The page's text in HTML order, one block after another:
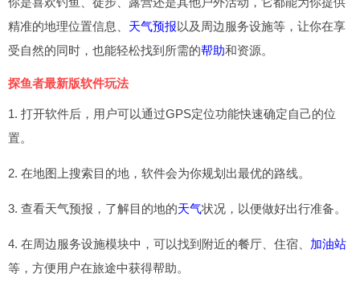
精准的地理位置信息、 天气预报以及周边服务设施等，让你在享
受自然的同时，也能轻松找到所需的帮助和资源。
探鱼者最新版软件玩法
1. 打开软件后，用户可以通过GPS定位功能快速确定自己的位
置。
2. 在地图上搜索目的地，软件会为你规划出最优的路线。
3. 查看天气预报，了解目的地的天气状况，以便做好出行准备。
4. 在周边服务设施模块中，可以找到附近的餐厅、住宿、 加油站
等，方便用户在旅途中获得帮助。